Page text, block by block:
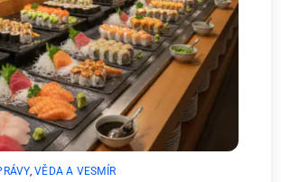
,VĚDA A VESMÍR